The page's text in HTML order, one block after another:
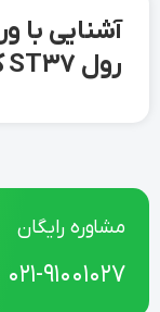
مشاوره رایگان
021-91001027
رول ST37 کارخانه